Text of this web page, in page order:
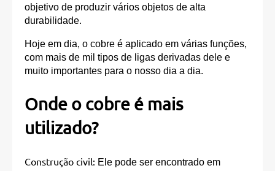
objetivo de produzir vários objetos de alta
durabilidade.
Hoje em dia, o cobre é aplicado em várias funções,
com mais de mil tipos de ligas derivadas dele e
muito importantes para o nosso dia a dia.
Onde o cobre é mais
utilizado?
Construção civil: Ele pode ser encontrado em